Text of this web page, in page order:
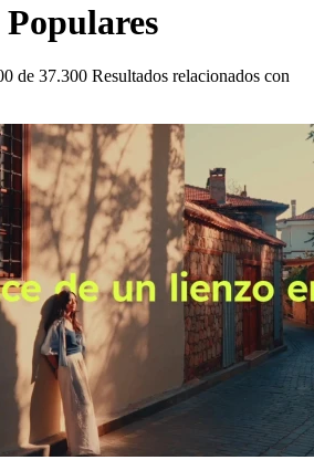
de 37.300 Resultados relacionados con